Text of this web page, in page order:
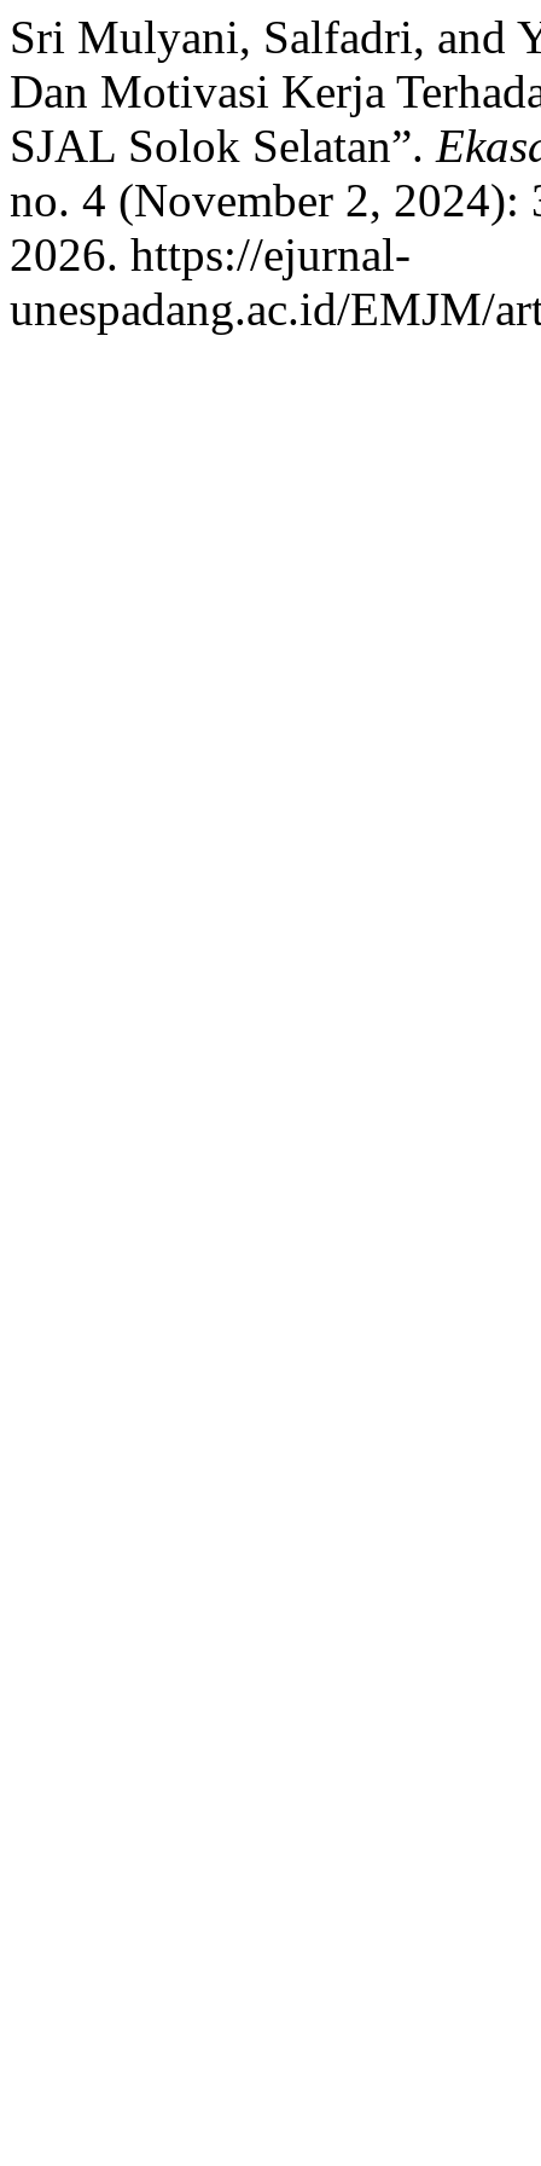
Sri Mulyani, Salfadri, and
Dan Motivasi Kerja
SJAL Solok Selatan”.
no. 4 (November 2, 2024):
2026. https://ejurnal-
unespadang.ac.id/EMJM/